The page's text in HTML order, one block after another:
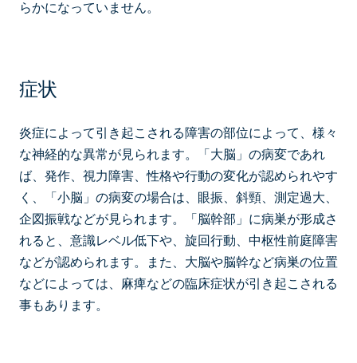
らかになっていません。
症状
炎症によって引き起こされる障害の部位によって、様々
な神経的な異常が見られます。「大脳」の病変であれ
ば、発作、視力障害、性格や行動の変化が認められやす
く、「小脳」の病変の場合は、眼振、斜頸、測定過大、
企図振戦などが見られます。「脳幹部」に病巣が形成さ
れると、意識レベル低下や、旋回行動、中枢性前庭障害
などが認められます。また、大脳や脳幹など病巣の位置
などによっては、麻痺などの臨床症状が引き起こされる
事もあります。